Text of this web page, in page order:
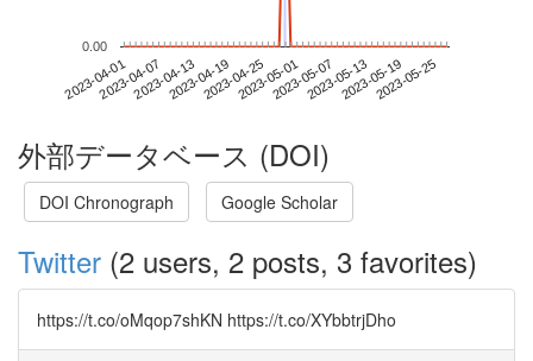
2023-04-012023-04-072023-04-132023-04-192023-04-252023-05-012023-05-072023-05-132023-05-192023-05-25
0.00
外部データベース (DOI)
DOI Chronograph Google Scholar
Twitter (2 users, 2 posts, 3 favorites)
https://t.co/oMqop7shKN https://t.co/XYbbtrjDho